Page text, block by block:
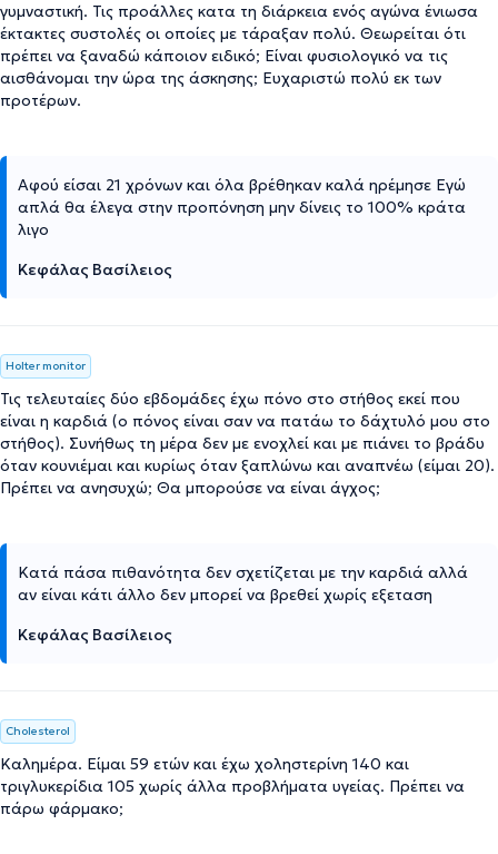
γυμναστική. Τις προάλλες κατα τη διάρκεια ενός αγώνα ένιωσα
έκτακτες συστολές οι οποίες με τάραξαν πολύ. Θεωρείται ότι
πρέπει να ξαναδώ κάποιον ειδικό; Είναι φυσιολογικό να τις
αισθάνομαι την ώρα της άσκησης; Ευχαριστώ πολύ εκ των
προτέρων.
Αφού είσαι 21 χρόνων και όλα βρέθηκαν καλά ηρέμησε Εγώ
απλά θα έλεγα στην προπόνηση μην δίνεις το 100% κράτα
λιγο
Κεφάλας Βασίλειος
Holter monitor
Τις τελευταίες δύο εβδομάδες έχω πόνο στο στήθος εκεί που
είναι η καρδιά (ο πόνος είναι σαν να πατάω το δάχτυλό μου στο
στήθος). Συνήθως τη μέρα δεν με ενοχλεί και με πιάνει το βράδυ
όταν κουνιέμαι και κυρίως όταν ξαπλώνω και αναπνέω (είμαι 20).
Πρέπει να ανησυχώ; Θα μπορούσε να είναι άγχος;
Κατά πάσα πιθανότητα δεν σχετίζεται με την καρδιά αλλά
αν είναι κάτι άλλο δεν μπορεί να βρεθεί χωρίς εξεταση
Κεφάλας Βασίλειος
Cholesterol
Καλημέρα. Είμαι 59 ετών και έχω χοληστερίνη 140 και
τριγλυκερίδια 105 χωρίς άλλα προβλήματα υγείας. Πρέπει να
πάρω φάρμακο;